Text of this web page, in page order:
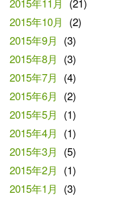
2015年11月
(21)
2015年10月
(2)
2015年9月
(3)
2015年8月
(3)
2015年7月
(4)
2015年6月
(2)
2015年5月
(1)
2015年4月
(1)
2015年3月
(5)
2015年2月
(1)
2015年1月
(3)